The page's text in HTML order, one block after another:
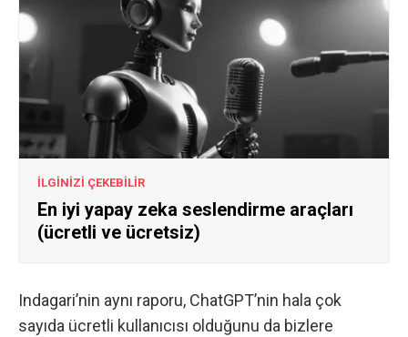
İLGİNİZİ ÇEKEBİLİR
En iyi yapay zeka seslendirme araçları
(ücretli ve ücretsiz)
Indagari’nin aynı raporu, ChatGPT’nin hala çok
sayıda ücretli kullanıcısı olduğunu da bizlere